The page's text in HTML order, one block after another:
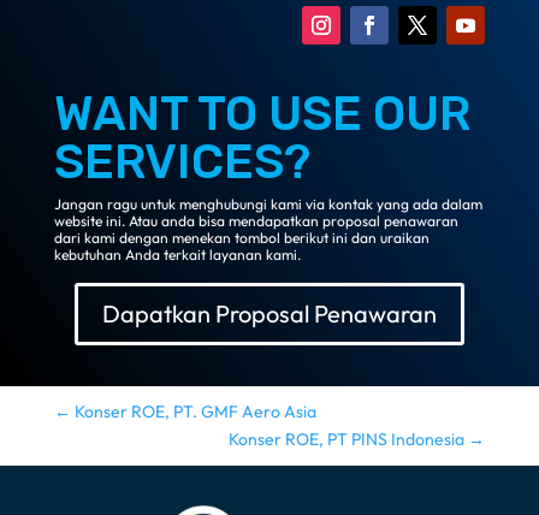
WANT TO USE OUR
SERVICES?
Jangan ragu untuk menghubungi kami via kontak yang ada dalam
website ini. Atau anda bisa mendapatkan proposal penawaran
dari kami dengan menekan tombol berikut ini dan uraikan
kebutuhan Anda terkait layanan kami.
Dapatkan Proposal Penawaran
← Konser ROE, PT. GMF Aero Asia
Konser ROE, PT PINS Indonesia →